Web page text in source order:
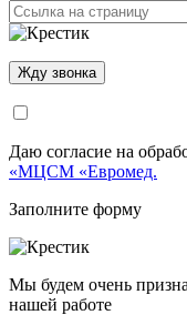
Даю согласие на
«МЦСМ «Евромед.
Заполните форму
Мы будем очень
нашей работе